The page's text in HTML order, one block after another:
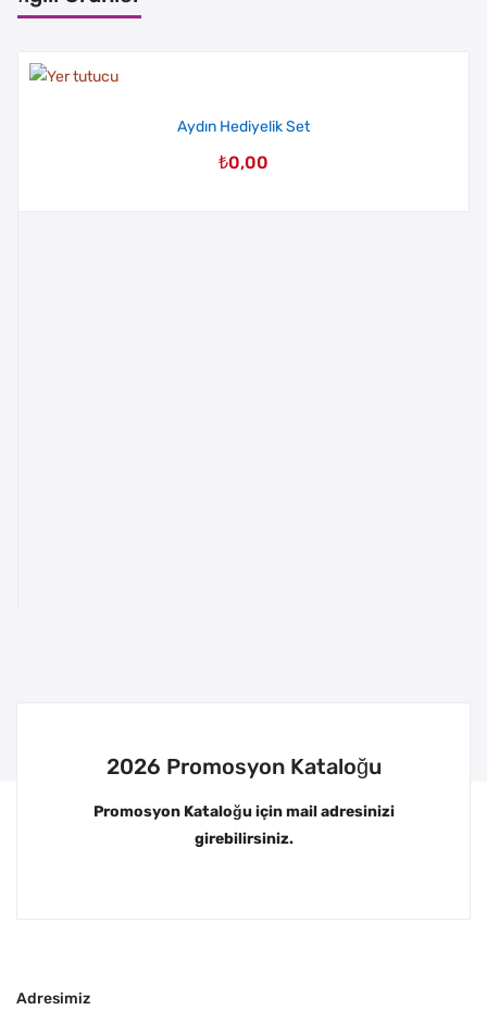
Aydın Hediyelik Set
₺0,00
2026 Promosyon Kataloğu
Promosyon Kataloğu için mail adresinizi
girebilirsiniz.
Adresimiz